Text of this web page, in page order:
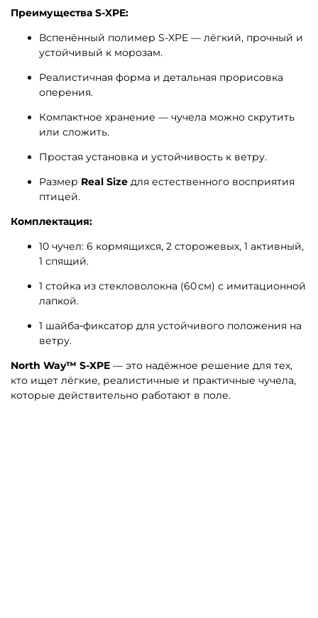
Преимущества S-XPE:
Вспенённый полимер S-XPE — лёгкий, прочный и
устойчивый к морозам.
Реалистичная форма и детальная прорисовка
оперения.
Компактное хранение — чучела можно скрутить
или сложить.
Простая установка и устойчивость к ветру.
Размер Real Size для естественного восприятия
птицей.
Комплектация:
10 чучел: 6 кормящихся, 2 сторожевых, 1 активный,
1 спящий.
1 стойка из стекловолокна (60 см) с имитационной
лапкой.
1 шайба‑фиксатор для устойчивого положения на
ветру.
North Way™ S-XPE — это надёжное решение для тех,
кто ищет лёгкие, реалистичные и практичные чучела,
которые действительно работают в поле.